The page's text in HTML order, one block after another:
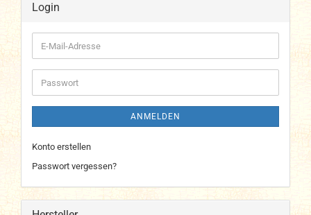
Login
E-
Mail-
Adresse
Passwort
ANMELDEN
Konto erstellen
Passwort vergessen?